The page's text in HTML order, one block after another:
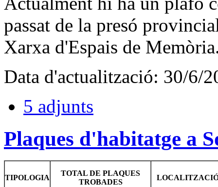
passat de la presó
Xarxa d'Espais de
Data d'actualització: 30/6/
5 adjunts
Plaques d'habitatge a
TIPOLOGIA
TOTAL DE PLAQUES
TROBADES